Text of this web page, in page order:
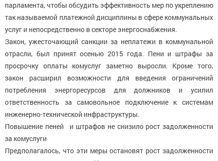
парламента, чтобы обсудить эффективность мер по укреплению
так называемой платежной дисциплины в сфере коммунальных
услуг и непосредственно в секторе энергоснабжения.
Закон, ужесточающий санкции за неплатежи в коммунальной
отрасли, был принят осенью 2015 года. Пени и штрафы за
просрочку оплаты комуслуг заметно выросли. Кроме того,
закон расширил возможности для введения ограничений
потребления энергоресурсов для должников и усилил
ответственность за самовольное подключение к системам
инженерно-технической инфраструктуры.
Повышение пеней и штрафов не снизило рост задолженности
за комуслуги
Предполагалось, что эти меры остановят рост задолженности